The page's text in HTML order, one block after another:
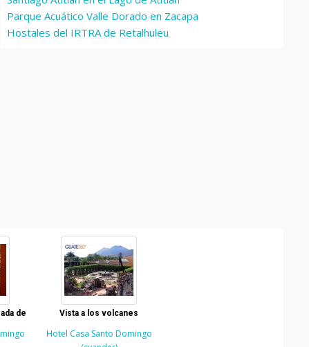
Parque Acuático Valle Dorado en Zacapa
Hostales del IRTRA de Retalhuleu
de
Vista a los volcanes
Hotel Casa Santo Domingo